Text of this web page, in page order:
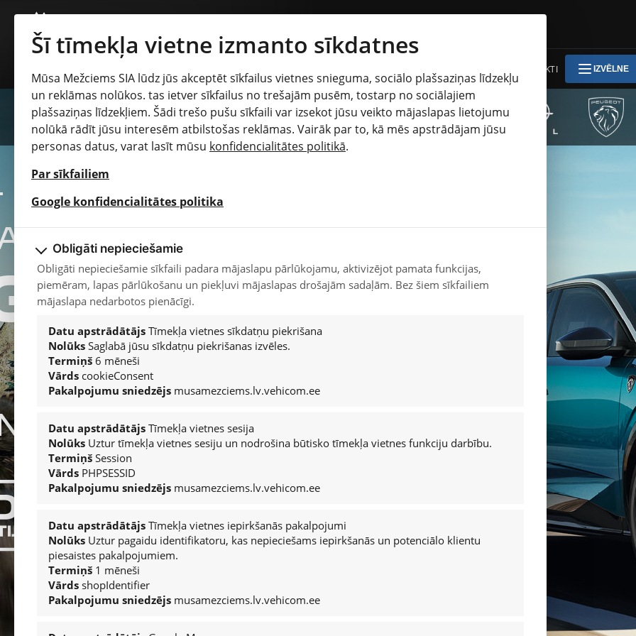
Šī tīmekļa vietne izmanto sīkdatnes
Mūsa Mežciems SIA lūdz jūs akceptēt sīkfailus vietnes snieguma, sociālo plašsaziņas līdzekļu
un reklāmas nolūkos. tas ietver sīkfailus no trešajām pusēm, tostarp no sociālajiem
plašsaziņas līdzekļiem. Šādi trešo pušu sīkfaili var izsekot jūsu veikto mājaslapas lietojumu
nolūkā rādīt jūsu interesēm atbilstošas reklāmas. Vairāk par to, kā mēs apstrādājam jūsu
personas datus, varat lasīt mūsu konfidencialitātes politikā.
Par sīkfailiem
Google konfidencialitātes politika
Obligāti nepieciešamie
Obligāti nepieciešamie sīkfaili padara mājaslapu pārlūkojamu, aktivizējot pamata funkcijas,
piemēram, lapas pārlūkošanu un piekļuvi mājaslapas drošajām sadaļām. Bez šiem sīkfailiem
mājaslapa nedarbotos pienācīgi.
Datu apstrādātājsTīmekļa vietnes sīkdatņu piekrišana
NolūksSaglabā jūsu sīkdatņu piekrišanas izvēles.
Termiņš6 mēneši
Vārds cookieConsent
Pakalpojumu sniedzējs musamezciems.lv.vehicom.ee
Datu apstrādātājsTīmekļa vietnes sesija
Nolūks Uztur tīmekļa vietnes sesiju un nodrošina būtisko tīmekļa vietnes funkciju darbību.
TermiņšSession
Vārds PHPSESSID
Pakalpojumu sniedzējs musamezciems.lv.vehicom.ee
Datu apstrādātājsTīmekļa vietnes iepirkšanās pakalpojumi
Nolūks Uztur pagaidu identifikatoru, kas nepieciešams iepirkšanās un potenciālo klientu
piesaistes pakalpojumiem.
Termiņš 1 mēneši
VārdsshopIdentifier
Pakalpojumu sniedzējs musamezciems.lv.vehicom.ee
KONTAKTI IZVĒLNE
ZIŅAS UN NOTIKUMI
Automašīnas iegāde ārzemēs – vai vienkārši lēts pirkums, vai
Citroën jaunais konceptauto: sešvietīga dzīvojamā istaba uz
riteņiem
Hyundai SANTA FE modeļi plūc divkāršus laurus 2025. gada What
Car? elektroauto balvu ceremonijā
JAUNAIS CITROËN C5 AIRCROSS
Skatīt vairāk...
JAUNIE AUTO
Izvēlies marku
Visi piedāvājumi
SERVISS
Kontakti
Virsbūvju remonts
Garantijas
Peugeot
VAKANCES
Privātuma nosacījumi un sīkdatņu izmantošana
Integrētās pārvaldības sistēmas politika